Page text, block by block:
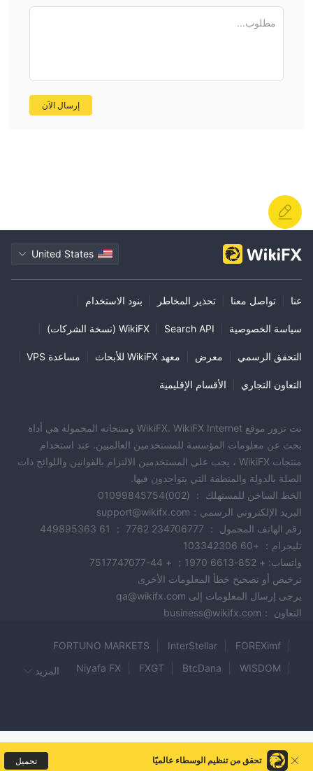
مطلوب...
إرسال الآن
United States
عنا تواصل معنا تحذير المخاطر بنود الاستخدام
سياسة الخصوصية Search API WikiFX (نسخة الشركات)
التحقق الرسمي معرض معهد WikiFX للأبحاث مساعدة VPS
التعاون التجاري الأقسام الإقليمية
نت تزور موقع WikiFX. WikiFX Internet ومنتجاته المحمولة هي أداة
بحث عن معلومات المؤسسة للمستخدمين العالميين. عند استخدام
منتجات WikiFX ، يجب على المستخدمين الالتزام بالقوانين واللوائح ذات
الصلة بالدولة والمنطقة التي يتواجدون فيها.
الخط الساخن للمستهلك ： (002)01099845754
البريد الإلكتروني الرسمي：support@wikifx.com
رقم الهاتف المحمول ： 234706777 7762 ； 61 449895363
تليجرام： +60 103342306
واتساب: + 852-6613 1970； + 44-7517747077
ترخيص أو تصحيح خطأ المعلومات الأخرى
يرجى إرسال المعلومات إلى qa@wikifx.com
التعاون ：business@wikifx.com
FOREXimf
InterStellar
FORTUNO MARKETS
WISDOM
BtcDana
FXGT
Niyafa FX
SP Markets
MSL
Bibgold
MoneyTrade Fx
GTI Markets
ALKHAIR CAPITAL
المزيد
تحقق من تنظيم الوسطاء عالميًا تحميل